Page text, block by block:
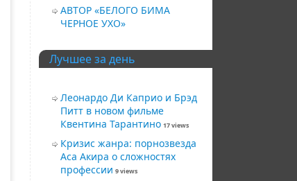
АВТОР «БЕЛОГО БИМА
ЧЕРНОЕ УХО»
Лучшее за день
Леонардо Ди Каприо и Брэд
Питт в новом фильме
Квентина Тарантино 17 views
Кризис жанра: порнозвезда
Аса Акира о сложностях
профессии 9 views